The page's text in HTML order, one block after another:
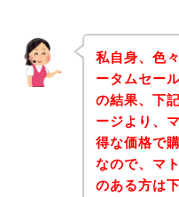
私自身、色
ータムセー
の結果、下
ージより、
得な価格で
なので、マ
のある方は